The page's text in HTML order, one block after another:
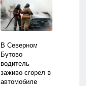
В Северном
Бутово
водитель
заживо сгорел в
автомобиле